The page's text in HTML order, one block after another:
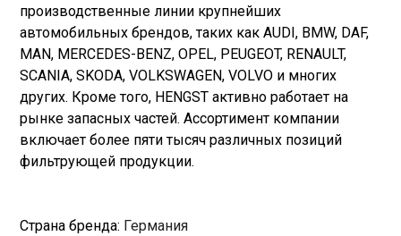
производственные линии крупнейших
автомобильных брендов, таких как AUDI, BMW, DAF,
MAN, MERCEDES-BENZ, OPEL, PEUGEOT, RENAULT,
SCANIA, SKODA, VOLKSWAGEN, VOLVO и многих
других. Кроме того, HENGST активно работает на
рынке запасных частей. Ассортимент компании
включает более пяти тысяч различных позиций
фильтрующей продукции.
Страна бренда: Германия